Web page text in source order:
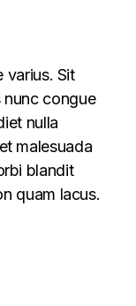
varius. Sit
congue
nulla
malesuada
blandit
quam lacus.